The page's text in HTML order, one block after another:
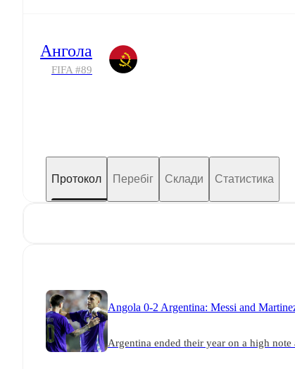
Ангола
FIFA #89
Протокол Перебіг Склади Статистика
Angola 0-2 Argentina: Messi and
Argentina ended their year on a high